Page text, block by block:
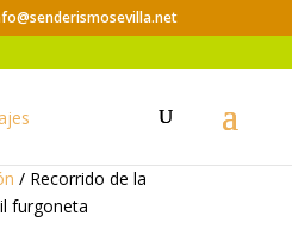
/ Recorrido de la
furgoneta